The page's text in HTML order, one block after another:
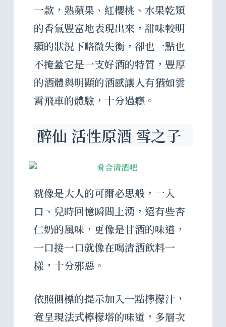
一款，熟蘋果、紅櫻桃、水果乾類
的香氣豐富地表現出來，甜味較明
顯的狀況下略微失衡，卻也一點也
不掩蓋它是一支好酒的特質，豐厚
的酒體與明顯的酒感讓人有猶如雲
霄飛車的體驗，十分過癮。
醉仙 活性原酒 雪之子
就像是大人的可爾必思般，一入
口、兒時回憶瞬間上湧，還有些杏
仁奶的風味，更像是甘酒的味道，
一口接一口就像在喝清酒飲料一
樣，十分邪惡。
依照側標的提示加入一點檸檬汁，
竟呈現法式檸檬塔的味道，多層次